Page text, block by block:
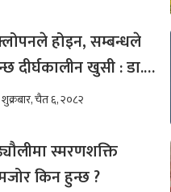
होइन, सम्बन्धले
दीर्घकालीन खुसी : डा.
अख्तर
शुक्रबार, चैत ६, २०८२
स्मरणशक्ति
किन हुन्छ ?